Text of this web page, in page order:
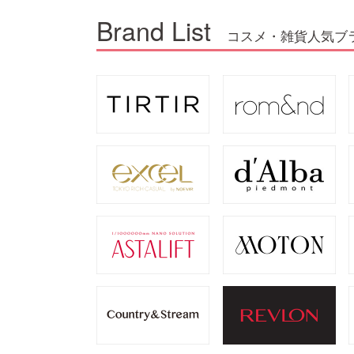
Brand List コスメ・雑貨人気ブ